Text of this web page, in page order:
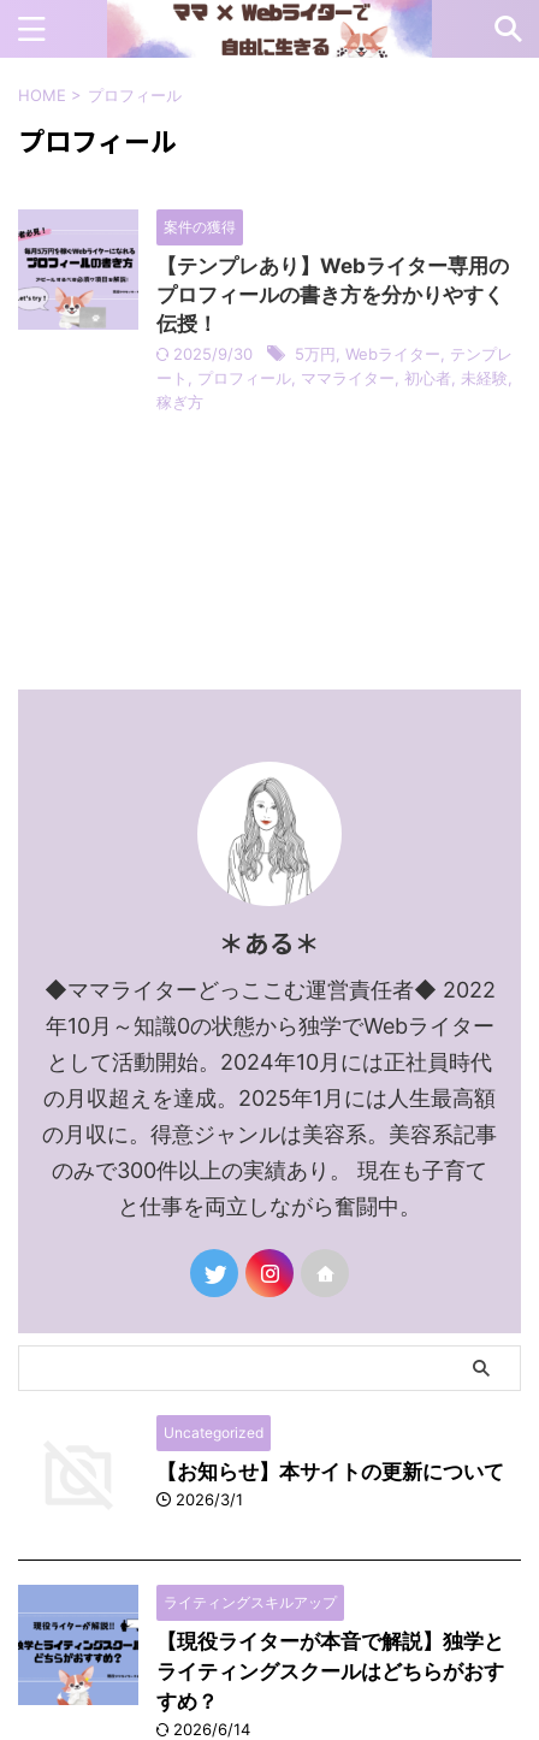
HOME > プロフィール
プロフィール
案件の獲得
【テンプレあり】Webライター専用の
プロフィールの書き方を分かりやすく
伝授！
2025/9/30 5万円 Webライター
テンプレ
ート
プロフィール ママライター 初心者 未経験
稼ぎ方
＊ある＊
◆ママライターどっここむ運営責任者◆ 2022
年10月～知識0の状態から独学でWebライター
として活動開始。2024年10月には正社員時代
の月収超えを達成。2025年1月には人生最高額
の月収に。得意ジャンルは美容系。美容系記事
のみで300件以上の実績あり。 現在も子育て
と仕事を両立しながら奮闘中。
Uncategorized
【お知らせ】本サイトの更新について
2026/3/1
ライティングスキルアップ
【現役ライターが本音で解説】独学と
ライティングスクールはどちらがおす
すめ？
2026/6/14